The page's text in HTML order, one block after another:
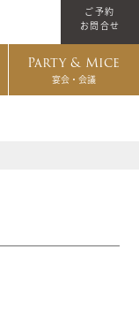
Party & Mice
宴会・会議
ご予約
お問合せ